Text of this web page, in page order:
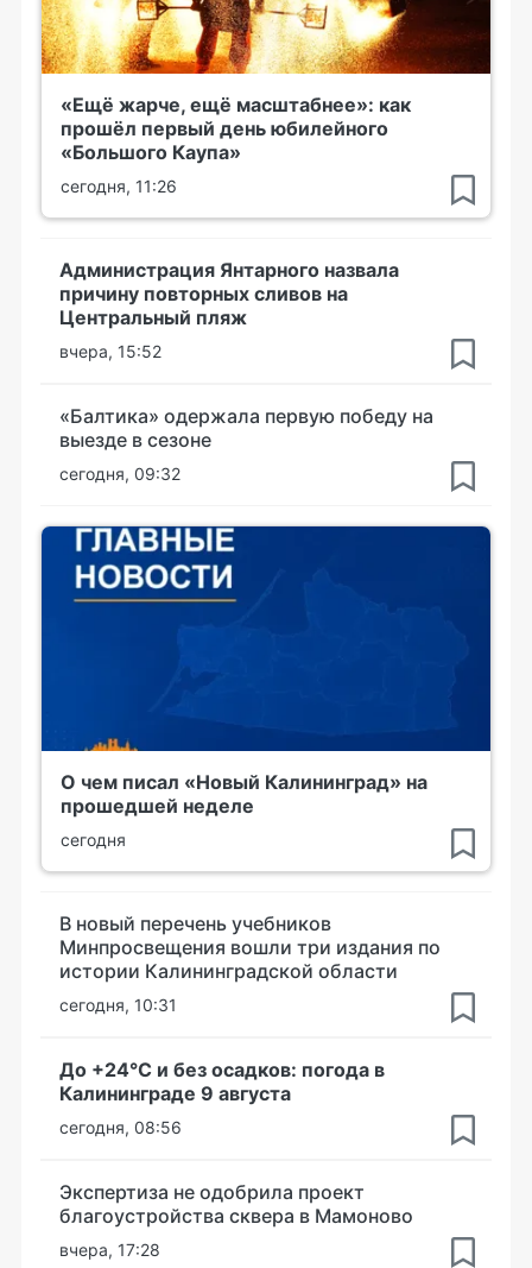
«Ещё жарче, ещё масштабнее»: как
прошёл первый день юбилейного
«Большого Каупа»
сегодня, 11:26
Администрация Янтарного назвала
причину повторных сливов на
Центральный пляж
вчера, 15:52
«Балтика» одержала первую победу на
выезде в сезоне
сегодня, 09:32
О чем писал «Новый Калининград» на
прошедшей неделе
сегодня
В новый перечень учебников
Минпросвещения вошли три издания по
истории Калининградской области
сегодня, 10:31
До +24°С и без осадков: погода в
Калининграде 9 августа
сегодня, 08:56
Экспертиза не одобрила проект
благоустройства сквера в Мамоново
вчера, 17:28